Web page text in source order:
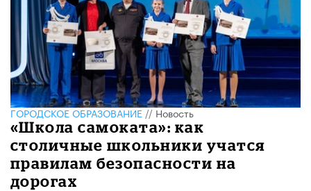
ГОРОДСКОЕ ОБРАЗОВАНИЕ//Новость
«Школа самоката»: как
столичные школьники учатся
правилам безопасности на
дорогах